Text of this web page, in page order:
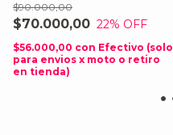
$70.000,00
$90.000,00
22% OFF
$56.000,00 con Efectivo (solo
para envios x moto o retiro
en tienda)